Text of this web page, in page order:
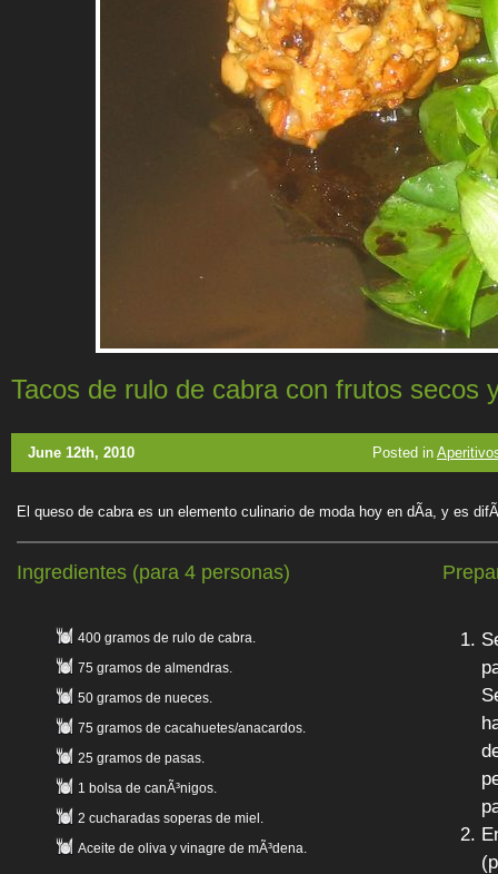
Tacos de rulo de cabra con frutos secos
June 12th, 2010 Posted in
El queso de cabra es un elemento culinario de moda hoy en dÃ­a, y es
Ingredientes (para 4 personas)
400 gramos de rulo de cabra.
75 gramos de almendras.
50 gramos de nueces.
75 gramos de cacahuetes/anacardos.
25 gramos de pasas.
1 bolsa de canÃ³nigos.
2 cucharadas soperas de miel.
Aceite de oliva y vinagre de mÃ³dena.